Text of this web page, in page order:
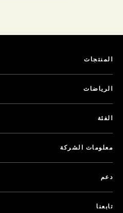
المنتجات
الرياضات
الفئة
معلومات الشركة
دعم
تابعنا